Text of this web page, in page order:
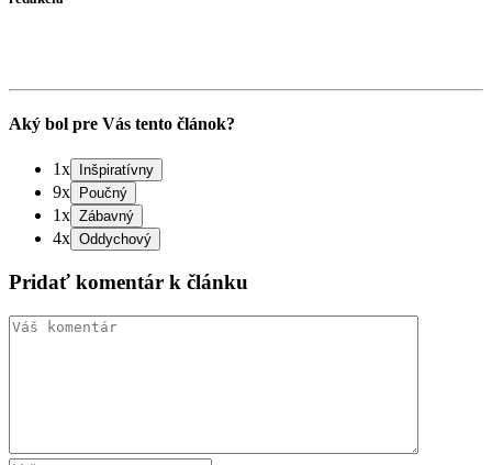
Aký bol pre Vás tento článok?
1x
9x
1x
4x
Pridať komentár k článku